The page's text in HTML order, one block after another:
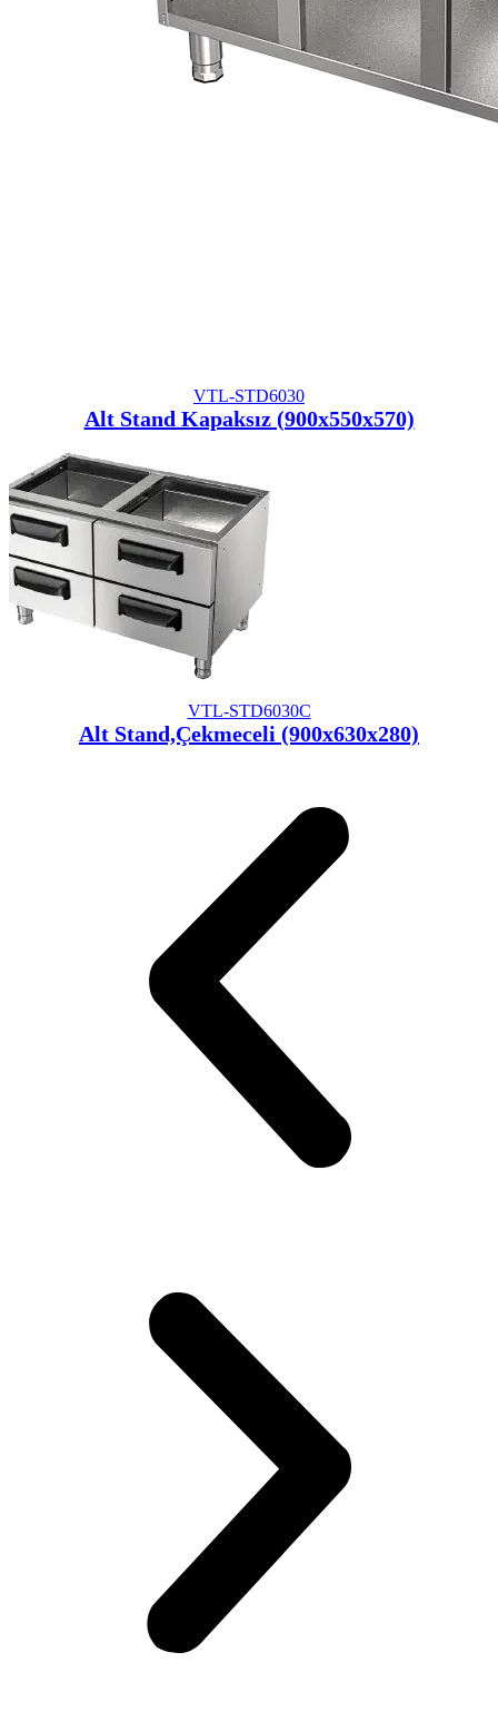
VTL-STD6030
Alt Stand Kapaksız (900x550x570)
VTL-STD6030C
Alt Stand,Çekmeceli (900x630x280)